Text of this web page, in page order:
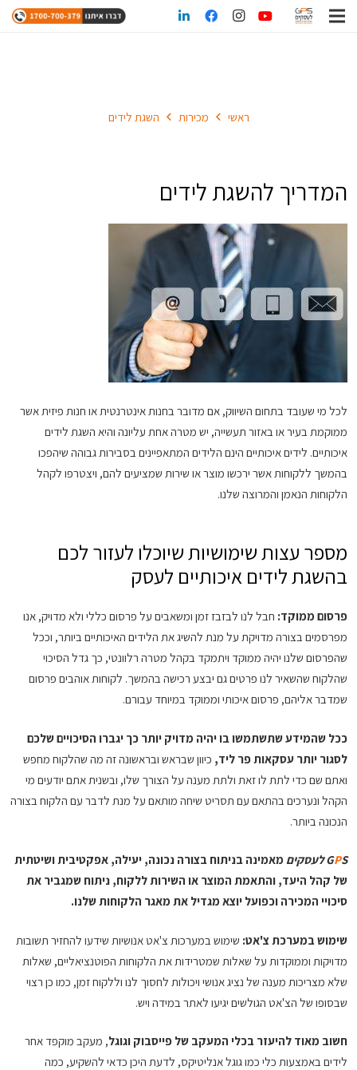
ראשי מכירות השגת לידים
המדריך להשגת לידים
לכל מי שעובד בתחום השיווק, אם מדובר בחנות אינטרנטית או חנות פיזית אשר
ממוקמת בעיר או באזור תעשייה, יש מטרה אחת עליונה והיא השגת לידים
איכותיים. לידים איכותיים הינם הלידים המתאפיינים בסבירות גבוהה שיהפכו
בהמשך ללקוחות אשר ירכשו מוצר או שירות שמציעים להם, ויצטרפו לקהל
הלקוחות הנאמן והמרוצה שלנו.
מספר עצות שימושיות שיוכלו לעזור לכם
בהשגת לידים איכותיים לעסק
פרסום ממוקד: חבל לנו לבזבז זמן ומשאבים על פרסום כללי ולא מדויק, אנו
מפרסמים בצורה מדויקת על מנת להשיג את הלידים האיכותיים ביותר, וככל
שהפרסום שלנו יהיה ממוקד ויתמקד בקהל מטרה רלוונטי, כך גדל הסיכוי
שהלקוח שהשאיר לנו פרטים גם יבצע רכישה בהמשך. לקוחות אוהבים פרסום
שמדבר אליהם, פרסום איכותי וממוקד במיוחד עבורם.
ככל שהמידע שתשתמשו בו יהיה מדויק יותר כך יגברו הסיכויים שלכם
לסגור יותר עסקאות פר ליד, כיוון שבראש ובראשונה זה מה שהלקוח מחפש
ואתם שם כדי לתת לו זאת ולתת מענה על הצורך שלו, ובשנית אתם יודעים מי
הקהל ונערכים בהתאם עם תסריט שיחה מותאם על מנת לדבר עם הלקוח בצורה
הנכונה ביותר.
GPS לעסקים
מאמינה בניתוח בצורה נכונה, יעילה, אפקטיבית ושיטתית
של קהל היעד, והתאמת המוצר או השירות ללקוח, ניתוח שמגביר את
סיכויי המכירה וכפועל יוצא מגדיל את מאגר הלקוחות שלנו.
שימוש במערכת צ'אט: שימוש במערכות צ'אט אנושיות שידעו להחזיר תשובות
מדויקות וממוקדות על שאלות שמטרידות את הלקוחות הפוטנציאליים, שאלות
שלא מצריכות מענה של נציג אנושי ויכולות לחסוך לנו וללקוח זמן, כמו כן רצוי
שבסופו של הצ'אט הגולשים יגיעו לאתר במידה ויש.
חשוב מאוד להיעזר בכלי המעקב של פייסבוק וגוגל, מעקב מוקפד אחר
לידים באמצעות כלי כמו גוגל אנליטיקס, לדעת היכן כדאי להשקיע, כמה